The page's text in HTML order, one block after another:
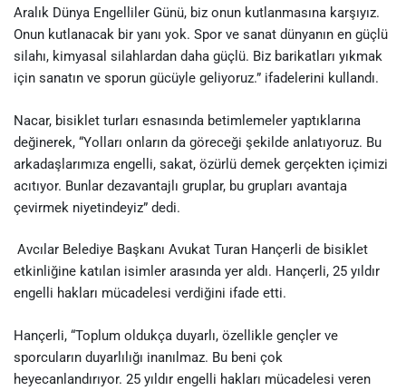
Aralık Dünya Engelliler Günü, biz onun kutlanmasına karşıyız.
Onun kutlanacak bir yanı yok. Spor ve sanat dünyanın en güçlü
silahı, kimyasal silahlardan daha güçlü. Biz barikatları yıkmak
için sanatın ve sporun gücüyle geliyoruz.” ifadelerini kullandı.
Nacar, bisiklet turları esnasında betimlemeler yaptıklarına
değinerek, “Yolları onların da göreceği şekilde anlatıyoruz. Bu
arkadaşlarımıza engelli, sakat, özürlü demek gerçekten içimizi
acıtıyor. Bunlar dezavantajlı gruplar, bu grupları avantaja
çevirmek niyetindeyiz” dedi.
Avcılar Belediye Başkanı Avukat Turan Hançerli de bisiklet
etkinliğine katılan isimler arasında yer aldı. Hançerli, 25 yıldır
engelli hakları mücadelesi verdiğini ifade etti.
Hançerli, “Toplum oldukça duyarlı, özellikle gençler ve
sporcuların duyarlılığı inanılmaz. Bu beni çok
heyecanlandırıyor. 25 yıldır engelli hakları mücadelesi veren